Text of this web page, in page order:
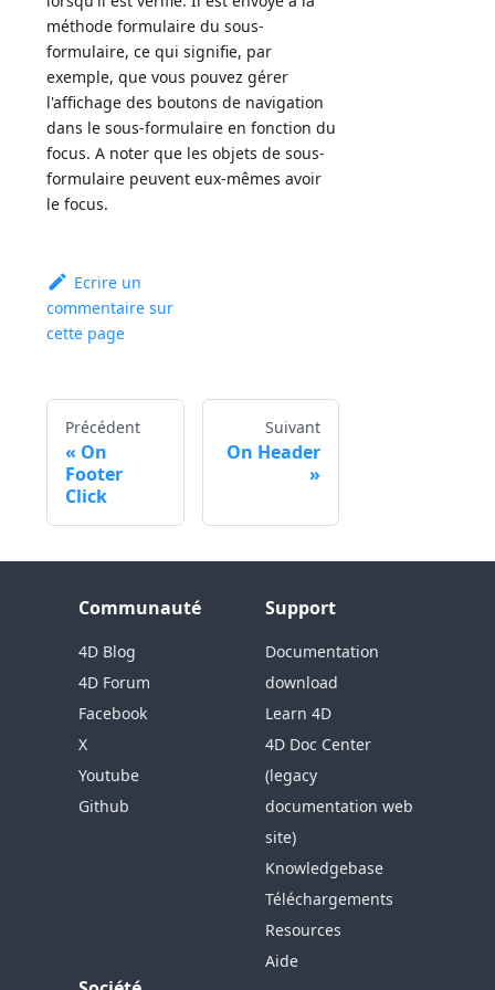
méthode formulaire du sous-
formulaire, ce qui signifie, par
exemple, que vous pouvez gérer
l'affichage des boutons de navigation
dans le sous-formulaire en fonction du
focus. A noter que les objets de sous-
formulaire peuvent eux-mêmes avoir
le focus.
Ecrire un
commentaire sur
cette page
Précédent
On
Footer
Click
Suivant
On Header
Communauté
4D Blog
4D Forum
Facebook
X
Youtube
Github
Support
Documentation
download
Learn 4D
4D Doc Center
(legacy
documentation web
site)
Knowledgebase
Téléchargements
Resources
Aide